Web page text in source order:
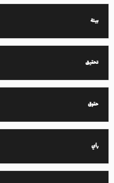
بيئة
تحقيق
حقوق
رأي